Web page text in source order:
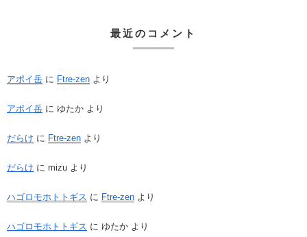
最近のコメント
アポイ岳 に Ftre-zen より
アポイ岳 に ゆたか より
だらけ に Ftre-zen より
だらけ に mizu より
ハゴロモホトトギス に Ftre-zen より
ハゴロモホトトギス に ゆたか より